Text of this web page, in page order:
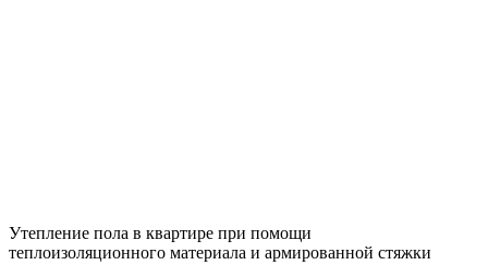
Утепление пола в квартире при помощи
теплоизоляционного материала и армированной стяжки